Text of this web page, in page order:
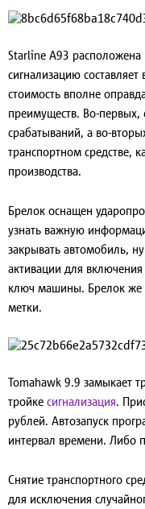
Starline A93 расположена
сигнализацию
стоимость вполне
преимуществ. Во-первых,
срабатываний, а во-
транспортном средстве,
производства.
Брелок оснащен
узнать важную
закрывать автомобиль,
активации для
ключ машины. Брелок же
метки.
Tomahawk 9.9 замыкает
тройке сигнализация.
рублей. Автозапуск
интервал времени. Либо
Снятие транспортного
для исключения